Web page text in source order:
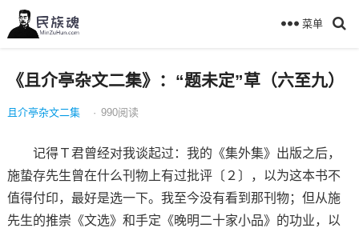
菜单
《且介亭杂文二集》：“题未定”草（六至九）
且介亭杂文二集 · 990阅读
记得Ｔ君曾经对我谈起过：我的《集外集》出版之后，
施蛰存先生曾在什么刊物上有过批评〔２〕，以为这本书不
值得付印，最好是选一下。我至今没有看到那刊物；但从施
先生的推崇《文选》和手定《晚明二十家小品》的功业，以